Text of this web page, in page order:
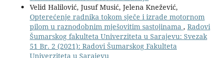
Velid Halilović, Jusuf Musić, Jelena Knežević,
Opterećenje radnika tokom sječe i izrade motornom
pilom u raznodobnim mješovitim sastojinama , Radovi
Šumarskog fakulteta Univerziteta u Sarajevu: Svezak
51 Br. 2 (2021): Radovi Šumarskog Fakulteta
Univerziteta u Sarajevu